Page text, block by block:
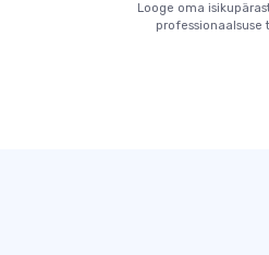
Looge oma
professionaalsuse